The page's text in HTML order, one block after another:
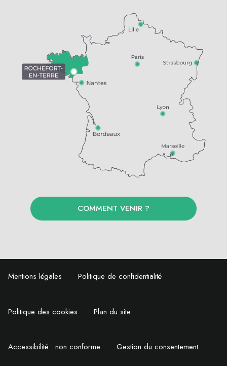
COMMENT VENIR ?
Mentions légales Politique de confidentialité
Politique des cookies Plan du site
Accessibilité : non conforme Gestion du consentement